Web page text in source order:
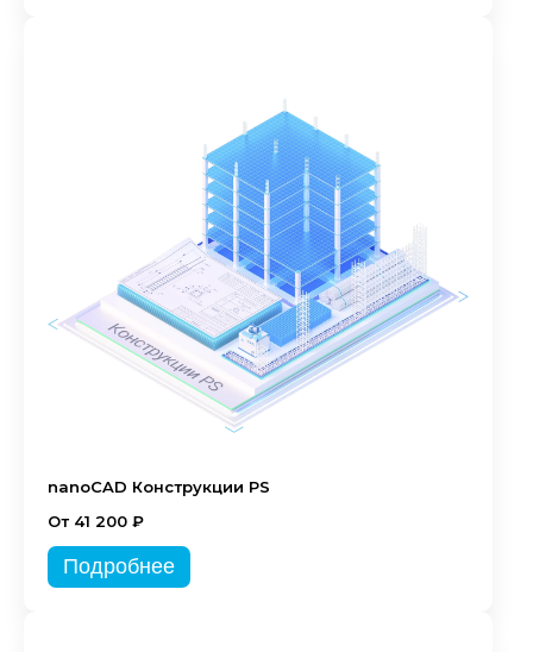
nanoCAD Конструкции PS
От 41 200 ₽
Подробнее